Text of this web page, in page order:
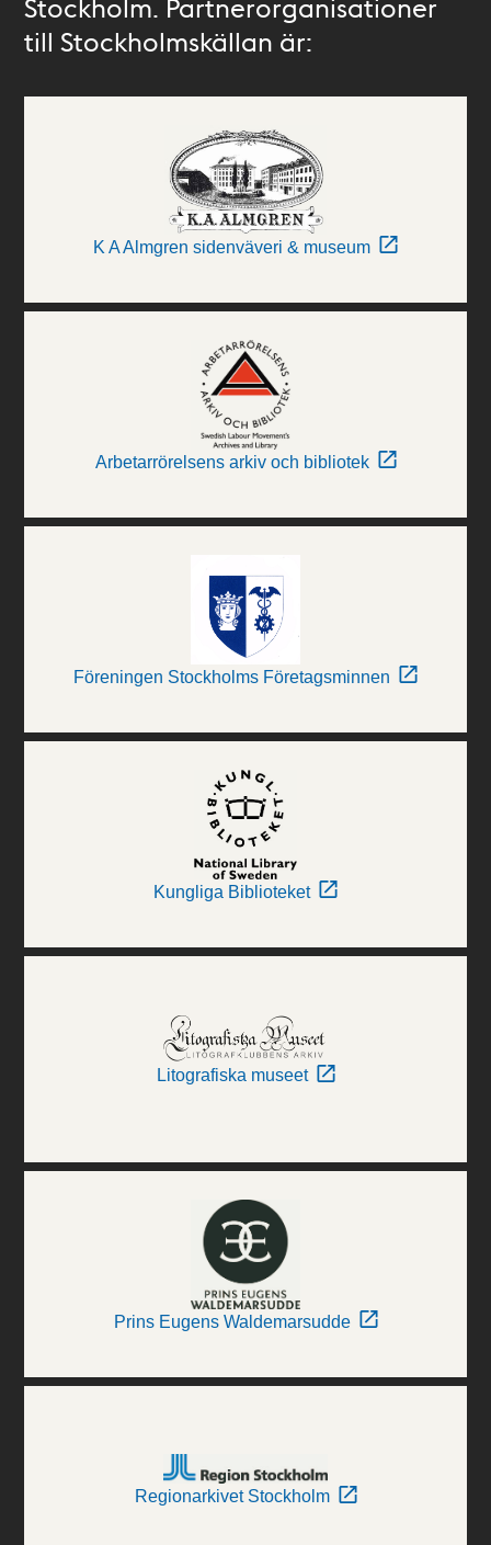
Stockholm. Partnerorganisationer
till Stockholmskällan är:
K A Almgren sidenväveri & museum
Arbetarrörelsens arkiv och bibliotek
Föreningen Stockholms Företagsminnen
Kungliga Biblioteket
Litografiska museet
Prins Eugens Waldemarsudde
Regionarkivet Stockholm